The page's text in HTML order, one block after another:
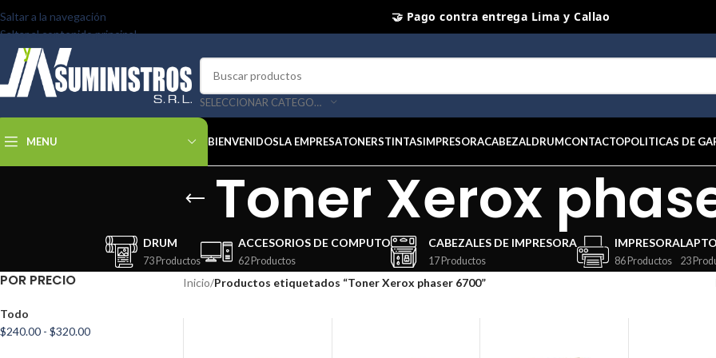
Saltar a la navegación
Saltar al contenido principal
🤝 Pago contra entrega Lima y Callao
SELECCIONAR CATEGORÍA
MENU BIENVENIDOSLA EMPRESATONERSTINTASIMPRESORACABEZALDRUMCONTACTOPOLITICAS DE
Toner Xerox
DRUM
73 Productos
ACCESORIOS DE COMPUTO
62 Productos
CABEZALES DE IMPRESORA
17 Productos
IMPRESORA
86 Productos 23
POR PRECIO
Todo
$240.00 - $320.00
Inicio/Productos etiquetados “Toner Xerox phaser 6700”